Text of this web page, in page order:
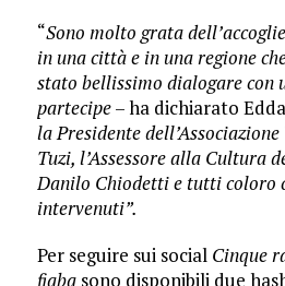
“Sono molto grata
in una città e in una regione
stato bellissimo dialogare con
partecipe– ha dichiarato
la Presidente
Tuzi, l’Assessore alla Cultura
Danilo Chiodetti e tutti coloro
intervenuti”.
Per seguire sui social Cinque
fiabasono disponibili due